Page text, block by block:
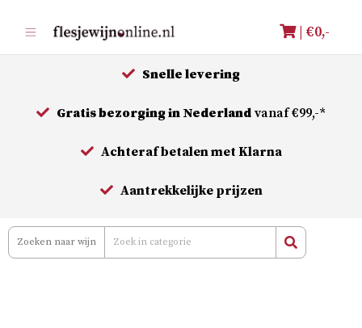
naar
de
| €0,-
Snelle levering
Gratis bezorging in Nederland vanaf €99,-*
Achteraf betalen met Klarna
Aantrekkelijke prijzen